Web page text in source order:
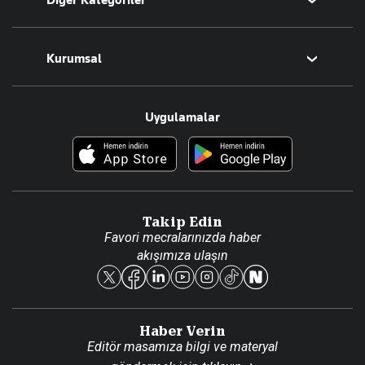
Tüm Yazarlar
Magazin
Teknoloji
Resmî Ilanlar
Foto Haber
Kurumsal
Hakkımızda
Künye
Reklam Ver
Uygulamalar
Takip Edin
Favori mecralarınızda haber
akışımıza ulaşın
Haber Verin
Editör masamıza bilgi ve materyal